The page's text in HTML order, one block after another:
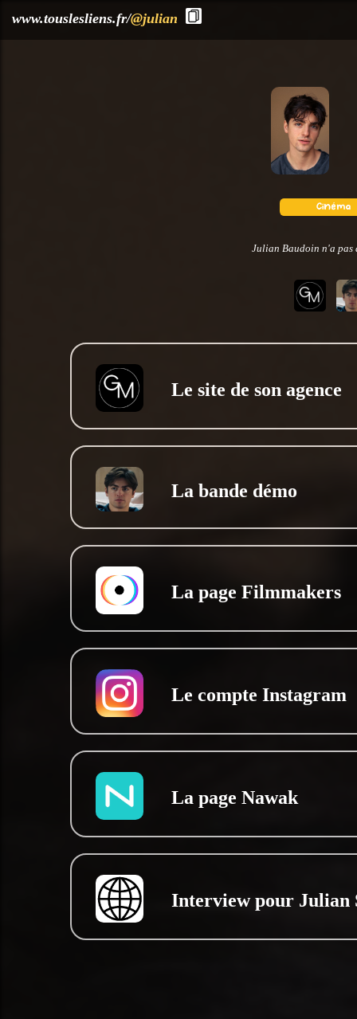
www.touslesliens.fr/@julian
Julian Baudoin n'a pas
Le site de son agence
La bande démo
La page Filmmakers
Le compte Instagram
La page Nawak
Interview pour Julian